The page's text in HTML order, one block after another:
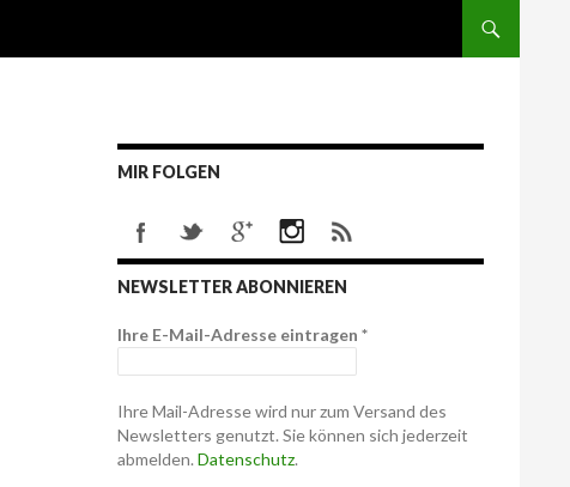
MIR FOLGEN
NEWSLETTER ABONNIEREN
Ihre E-Mail-Adresse eintragen *
Ihre Mail-Adresse wird nur zum Versand des
Newsletters genutzt. Sie können sich jederzeit
abmelden. Datenschutz.